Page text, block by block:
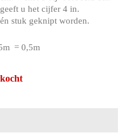
u het cijfer 4 in.
stuk geknipt worden.
= 0,5m